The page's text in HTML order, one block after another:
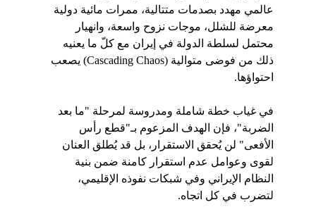
عالمي مهدد بصدمات متتالية، ممرات مائية دولية
معرضة للشلل، موجات نزوح واسعة، وانهيار
محتمل لسلطة الدولة في إيران مع كلّ ما يعنيه
ذلك من فوضى متوالية (Cascading Chaos) يصعب
احتواؤها.
في غياب خطة شاملة ومدروسة لمرحلة "ما بعد
الضربة"، فإن الهدف المزعوم بـ"قطع رأس
الأفعى" لن يُحقق الاستقرار، بل قد يُطلق العنان
لقوى وعوامل عدم استقرار كامنة ضمن بنية
النظام الإيراني وفي شبكات نفوذه الإقليمي،
لتضرب في كل اتجاه.